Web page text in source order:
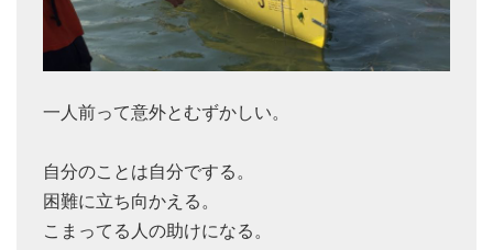
一人前って意外とむずかしい。
自分のことは自分でする。
困難に立ち向かえる。
こまってる人の助けになる。